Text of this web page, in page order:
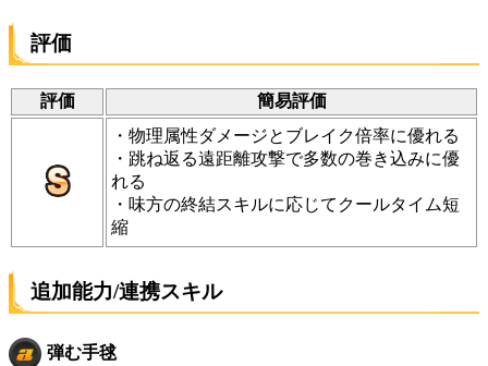
評価
評価
簡易評価
・物理属性ダメージとブレイク倍率に優れる
・跳ね返る遠距離攻撃で多数の巻き込みに優
れる
・味方の終結スキルに応じてクールタイム短
縮
追加能力/連携スキル
弾む手毬